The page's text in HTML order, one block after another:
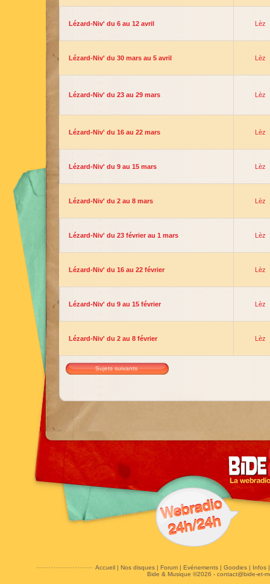
Lézard-Niv' du 6 au 12 avril Lèz
Lézard-Niv' du 30 mars au 5 avril Lèz
Lézard-Niv' du 23 au 29 mars Lèz
Lézard-Niv' du 16 au 22 mars Lèz
Lézard-Niv' du 9 au 15 mars Lèz
Lézard-Niv' du 2 au 8 mars Lèz
Lézard-Niv' du 23 février au 1 mars Lèz
Lézard-Niv' du 16 au 22 février Lèz
Lézard-Niv' du 9 au 15 février Lèz
Lézard-Niv' du 2 au 8 février Lèz
Sujets suivants
Accueil| Nos disques| Forum| Evénements| Goodies| Infos
Bide & Musique ©2026 - contact@bide-et-